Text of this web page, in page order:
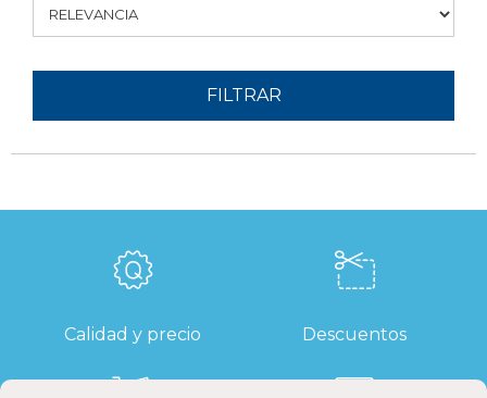
FILTRAR
Calidad y precio Descuentos